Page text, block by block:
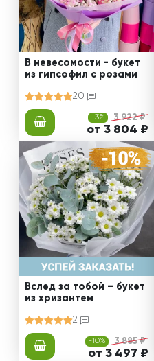
В невесомости - букет
из гипсофил с розами
20
-3% 3 922 ₽
от 3 804 ₽
Вслед за тобой – букет
из хризантем
2
-10% 3 885 ₽
от 3 497 ₽